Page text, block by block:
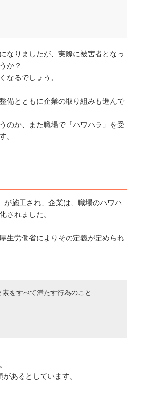
なりましたが、実際に被害者となっ
か？
なるでしょう。
備とともに企業の取り組みも進んで
のか、また職場で「パワハラ」を受
。
が施工され、企業は、職場のパワハ
されました。
生労働省によりその定義が定められ
をすべて満たす行為のこと
あるとしています。